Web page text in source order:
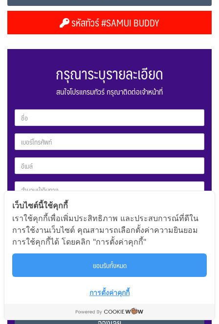
รหัสทัวร์ #SAMUI BUDDY
กรุณาระบุรายละเอียด
สนใจโปรแกรมทัวร์ กรุณาติดต่อเจ้าหน้าที่
เว็บไซต์นี้ใช้คุกกี้
เราใช้คุกกี้เพื่อเพิ่มประสิทธิภาพ และประสบการณ์ที่ดีใน
การใช้งานเว็บไซต์ คุณสามารถเลือกตั้งค่าความยินยอม
การใช้คุกกี้ได้ โดยคลิก "การตั้งค่าคุกกี้"
ยอมรับทั้งหมด
การตั้งค่าคุกกี้